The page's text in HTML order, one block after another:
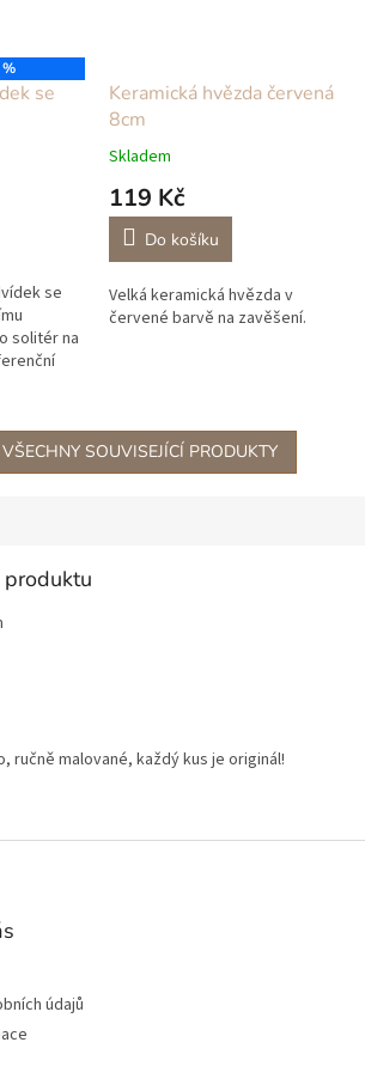
se
se
solitér na
Keramická hvězda červená
8cm
Skladem
119 Kč
Do košíku
Velká keramická hvězda v
červené barvě na zavěšení.
SOUVISEJÍCÍ PRODUKTY
ručně malované, každý kus je originál!
údajů